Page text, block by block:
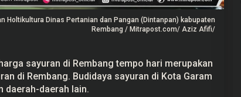
Holtikultura Dinas Pertanian dan Pangan (Dintanpan) kabupaten
Rembang / Mitrapost.com/ Aziz Afifi/
sayuran di Rembang tempo hari merupakan
di Rembang. Budidaya sayuran di Kota Garam
daerah-daerah lain.
‘Ada
Pati
Prabowo Akan Pidato di Sidang
PBB: Seperti Mengulang Sejarah
Sang Ayah
Di Politik